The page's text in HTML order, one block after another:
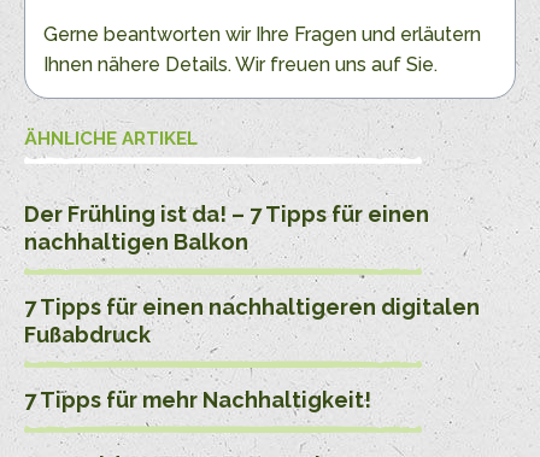
Gerne beantworten wir Ihre Fragen und erläutern
Ihnen nähere Details. Wir freuen uns auf Sie.
ÄHNLICHE ARTIKEL
Der Frühling ist da! – 7 Tipps für einen
nachhaltigen Balkon
7 Tipps für einen nachhaltigeren digitalen
Fußabdruck
7 Tipps für mehr Nachhaltigkeit!